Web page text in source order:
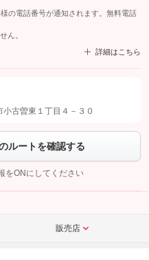
の電話番号が通知されます。無料電話
ん。
詳細はこちら
追加してから「許可する」ボタンを押
して問い合わせを
古曽東１丁目４－３０
ルートを確認する
をONにしてください
販売店